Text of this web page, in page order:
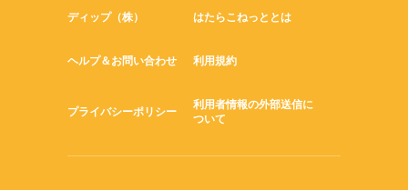
ディップ（株） はたらこねっととは
ヘルプ＆お問い合わせ 利用規約
プライバシーポリシー
利用者情報の外部送信に
ついて